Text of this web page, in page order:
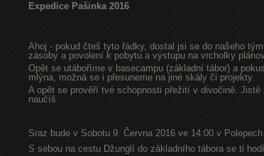
Expedice Pašinka 2016
Ahoj - pokud čteš tyto řádky, dostal jsi se do našeho
zásoby a povolení k pobytu a výstupu na vrcholky
Opět se utáboříme v basecampu (základní tábor) a
mlýna, možná se i přesuneme na jiné skály či projekty.
A opět se prověří tvé schopnosti přežití v divočině.
naučíš.
Sraz bude v Sobotu 9. Června 2016 ve 14:00 v
S sebou na cestu Džunglí do základního tábora se ti